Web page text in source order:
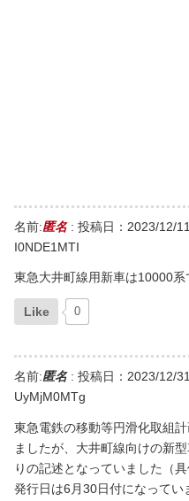
名前:匿名: 投稿日：2023/12/
I0NDE1MTI
東急大井町線用新車は10000系
Like 0
名前:匿名: 投稿日：2023/12/
UyMjM0MTg
東急電鉄の移動等円滑化取組
ましたが、大井町線向けの新
りの記述となっていました（
発行日は6月30日付になってい